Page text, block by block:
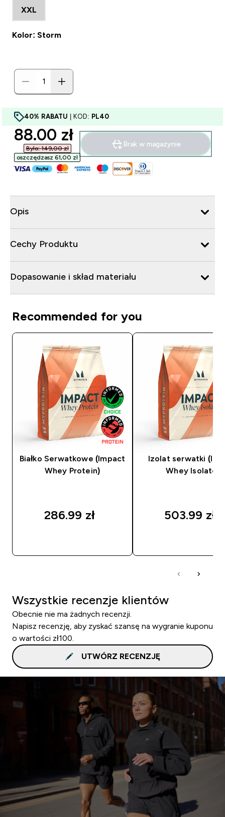
XXL
Kolor: Storm
40% RABATU | KOD: PL40
discounted price
88.00 zł‎
Było: 149,00 zł‎
oszczędzasz 61,00 zł‎
Brak w magazynie
Opis
Cechy Produktu
Dopasowanie i skład materiału
Recommended for you
Białko Serwatkowe (Impact
Whey Protein)
286.99 zł‎
Izolat serwatki
Whey Isolate)
503.99 zł‎
Wszystkie recenzje klientów
Obecnie nie ma żadnych recenzji.
Napisz recenzję, aby zyskać szansę na wygranie kuponu
o wartości zł100.
UTWÓRZ RECENZJĘ